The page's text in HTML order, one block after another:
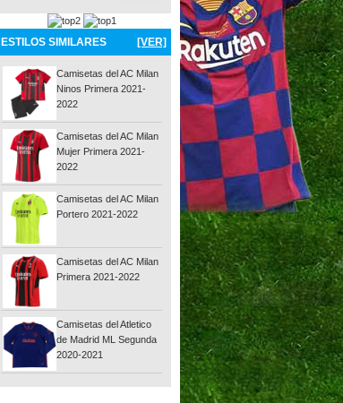
ESTILOS SIMILARES [VER]
Camisetas del AC Milan
Ninos Primera 2021-
2022
Camisetas del AC Milan
Mujer Primera 2021-
2022
Camisetas del AC Milan
Portero 2021-2022
Camisetas del AC Milan
Primera 2021-2022
Camisetas del Atletico
de Madrid ML Segunda
2020-2021